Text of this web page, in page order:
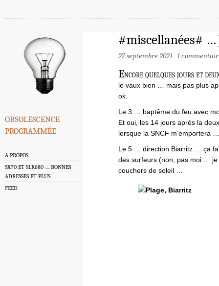
obsolescence
programmée
A PROPOS
SX70 ET SLR680 … BONNES
ADRESSES ET PLUS
FEED
#miscellanées# …
27 septembre 2021 1
Encore quelques jours et
le vaux bien … mais pas plus
ok.
Le 3 … baptême du feu avec
Et oui, les 14 jours après la
lorsque la SNCF m’emportera …
Le 5 … direction Biarritz … ça
des surfeurs (non, pas moi …
couchers de soleil …